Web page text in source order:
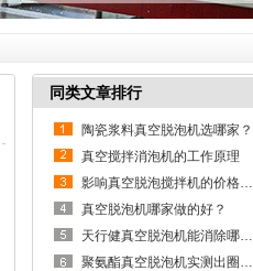
同类文章排行
陶瓷浆料真空脱泡机选哪家？
真空搅拌消泡机的工作原理
影响真空脱泡搅拌机的价格因素有哪些？
真空脱泡机哪家做的好？
天行健真空脱泡机能消除哪些材料气泡？
聚氨酯真空脱泡机实测出圈，精准除泡护品质！